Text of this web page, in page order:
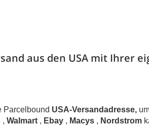
aus den USA mit Ihrer
Parcelbound USA-Versandadresse,
, Walmart, Ebay, Macys, Nordstrom